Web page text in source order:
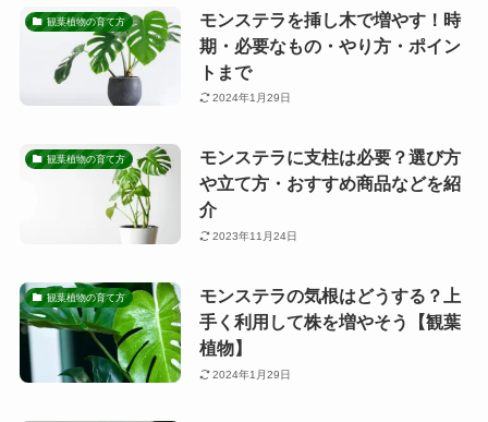
観葉植物の育て方
モンステラを挿し木で増やす！時
期・必要なもの・やり方・ポイン
トまで
2024年1月29日
観葉植物の育て方
モンステラに支柱は必要？選び方
や立て方・おすすめ商品などを紹
介
2023年11月24日
観葉植物の育て方
モンステラの気根はどうする？上
手く利用して株を増やそう【観葉
植物】
2024年1月29日